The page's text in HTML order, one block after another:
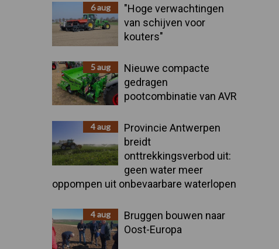
Sidebar6 aug
"Hoge verwachtingen
van schijven voor
kouters"
5 aug
Nieuwe compacte
gedragen
pootcombinatie van AVR
4 aug
Provincie Antwerpen
breidt
onttrekkingsverbod uit:
geen water meer
oppompen uit onbevaarbare waterlopen
4 aug
Bruggen bouwen naar
Oost-Europa